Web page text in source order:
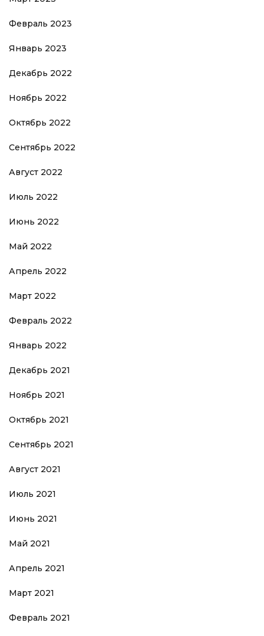
Февраль 2023
Январь 2023
Декабрь 2022
Ноябрь 2022
Октябрь 2022
Сентябрь 2022
Август 2022
Июль 2022
Июнь 2022
Май 2022
Апрель 2022
Март 2022
Февраль 2022
Январь 2022
Декабрь 2021
Ноябрь 2021
Октябрь 2021
Сентябрь 2021
Август 2021
Июль 2021
Июнь 2021
Май 2021
Апрель 2021
Март 2021
Февраль 2021